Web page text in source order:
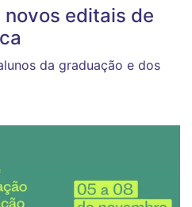
novos editais de
da graduação e dos